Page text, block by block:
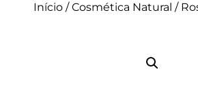
Início /Cosmética Natural /